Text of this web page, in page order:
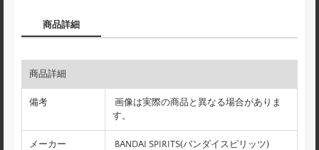
商品詳細
商品詳細
備考
画像は実際の商品と異なる場合がありま
す。
メーカー BANDAI SPIRITS(バンダイスピリッツ)